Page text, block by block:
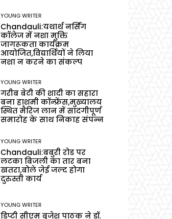
YOUNG WRITER
Chandauli:यथार्थ नर्सिंग
कॉलेज में नशा मुक्ति
जागरूकता कार्यक्रम
आयोजित,विद्यार्थियों ने लिया
नशा न करने का संकल्प
YOUNG WRITER
गरीब बेटी की शादी का सहारा
बना हाशमी कॉन्फ्रेंस,मुख्यालय
स्थित मैरिज लान में सादगीपूर्ण
समारोह के साथ निकाह संपन्न
YOUNG WRITER
Chandauli:बबुरी रोड पर
लटका बिजली का तार बना
खतरा,बोले जेई जल्द होगा
दुरुस्ती कार्य
YOUNG WRITER
डिप्टी सीएम बृजेश पाठक ने डॉ.